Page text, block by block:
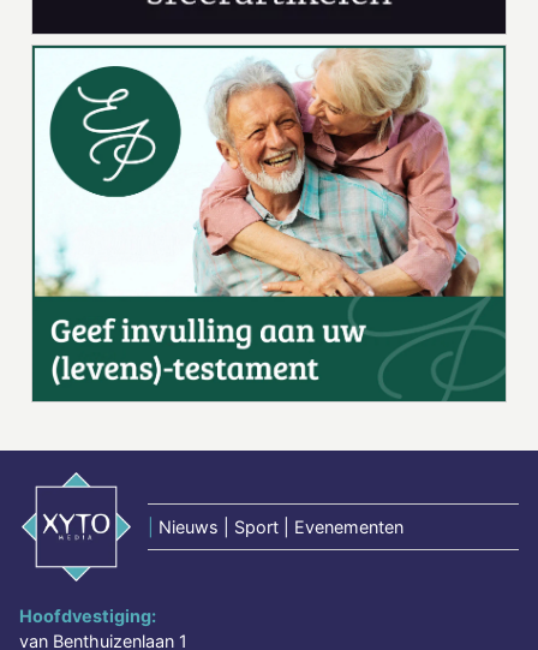
Nieuws | Sport | Evenementen
Hoofdvestiging:
van Benthuizenlaan 1